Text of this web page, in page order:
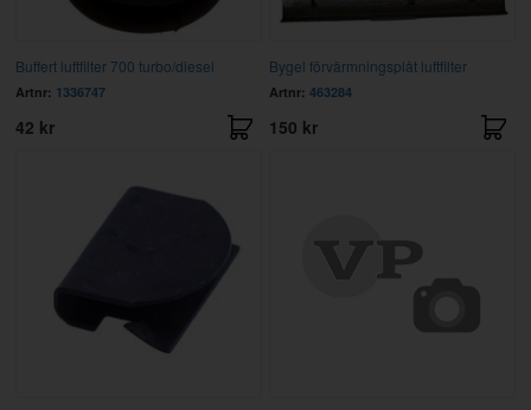
Buffert luftfilter 700 turbo/diesel
Artnr: 1336747
42 kr
Bygel förvärmningsplåt luftfilter
Artnr: 463284
150 kr